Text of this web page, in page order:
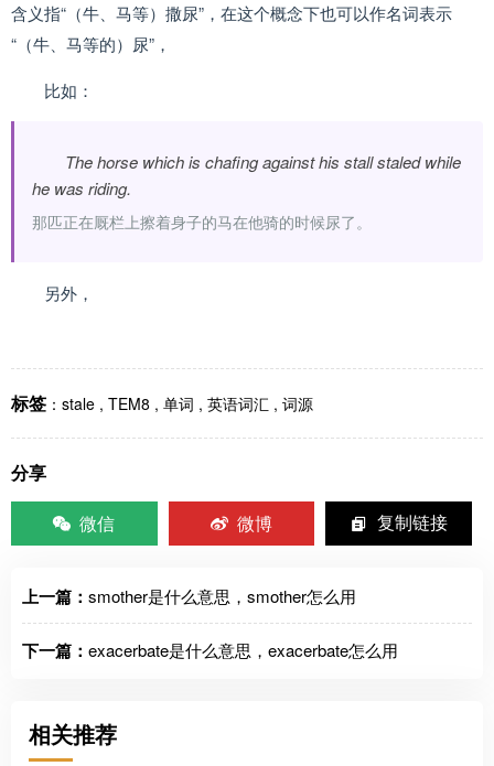
含义指“（牛、马等）撒尿”，在这个概念下也可以作名词表示
“（牛、马等的）尿”，
比如：
The horse which is chafing against his stall staled while
he was riding.
那匹正在厩栏上擦着身子的马在他骑的时候尿了。
另外，
标签 ： stale , TEM8 , 单词 , 英语词汇 , 词源
分享
微信
微博 复制链接
上一篇： smother是什么意思，smother怎么用
下一篇： exacerbate是什么意思，exacerbate怎么用
相关推荐